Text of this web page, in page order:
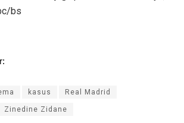
bs
kasus Real Madrid
Zinedine Zidane